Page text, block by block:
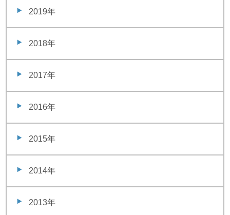
2019年
2018年
2017年
2016年
2015年
2014年
2013年